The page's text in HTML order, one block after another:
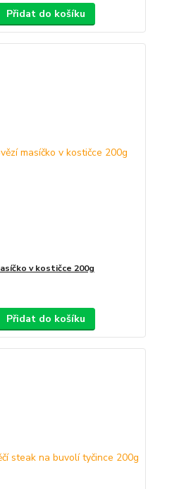
Přidat do košíku
v kostičce 200g
Přidat do košíku